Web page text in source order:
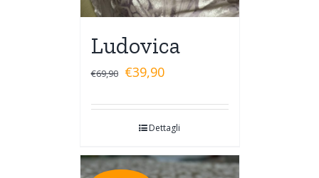
Ludovica
€69,90 €39,90
Dettagli